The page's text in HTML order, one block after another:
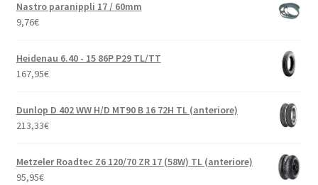
Nastro paranippli 17 / 60mm
9,76€
Heidenau 6.40 - 15 86P P29 TL/TT
167,95€
Dunlop D 402 WW H/D MT90 B 16 72H TL (anteriore)
213,33€
Metzeler Roadtec Z6 120/70 ZR 17 (58W) TL (anteriore)
95,95€